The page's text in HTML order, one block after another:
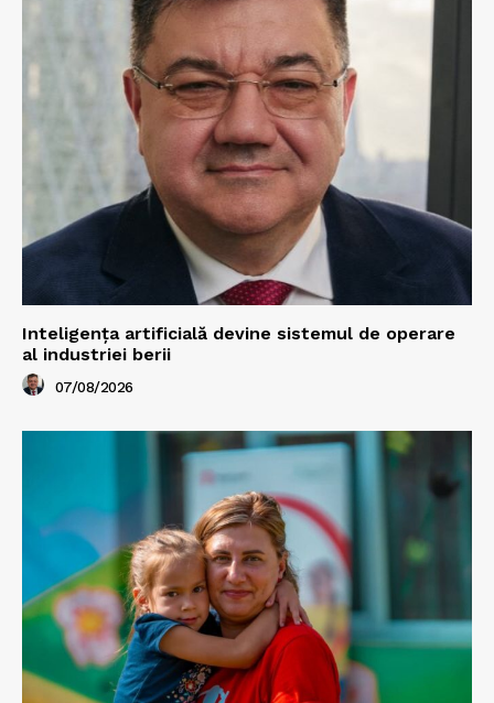
Inteligența artificială devine sistemul de operare
al industriei berii
07/08/2026